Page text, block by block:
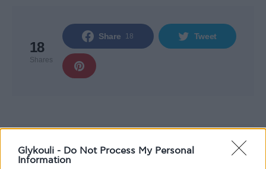
Glykouli - Do Not Process My Personal
Information
18
Shares
Share 18 Tweet